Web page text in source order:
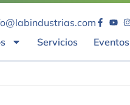
Servicios Eventos